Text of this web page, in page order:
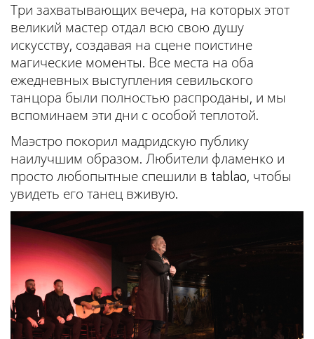
Три захватывающих вечера, на которых этот
великий мастер отдал всю свою душу
искусству, создавая на сцене поистине
магические моменты. Все места на оба
ежедневных выступления севильского
танцора были полностью распроданы, и мы
вспоминаем эти дни с особой теплотой.
Маэстро покорил мадридскую публику
наилучшим образом. Любители фламенко и
просто любопытные спешили в tablao, чтобы
увидеть его танец вживую.